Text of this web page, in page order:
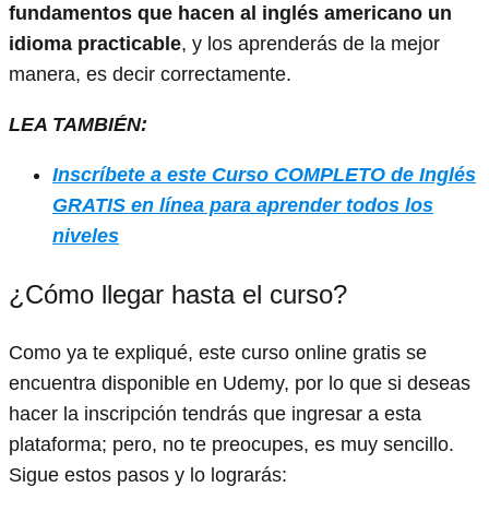
fundamentos que hacen al inglés americano un
idioma practicable, y los aprenderás de la mejor
manera, es decir correctamente.
LEA TAMBIÉN:
Inscríbete a este Curso COMPLETO de Inglés
GRATIS en línea para aprender todos los
niveles
¿Cómo llegar hasta el curso?
Como ya te expliqué, este curso online gratis se
encuentra disponible en Udemy, por lo que si deseas
hacer la inscripción tendrás que ingresar a esta
plataforma; pero, no te preocupes, es muy sencillo.
Sigue estos pasos y lo lograrás: